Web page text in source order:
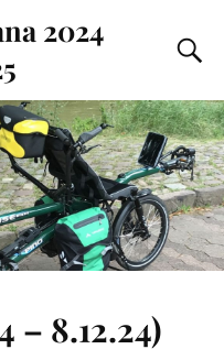
2024
– 8.12.24)